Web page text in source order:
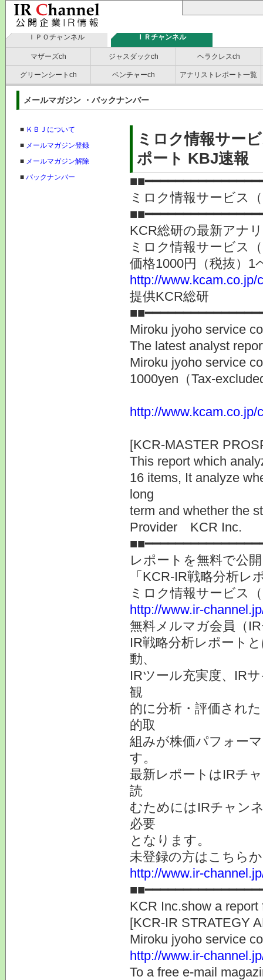
ＩＰＯチャンネル ＩＲチャンネル
マザーズch ジャスダックch ヘラクレスch
グリーンシートch ベンチャーch アナリストレポート一覧
メールマガジン ・バックナンバー
■ ＫＢＪについて
■ メールマガジン登録
■ メールマガジン解除
■ バックナンバー
ミロク情報サー
ポート KBJ速報
ミロク情報サービス
KCR総研の最新アナ
ミロク情報サービス
価格1000円（税抜）1
http://www.kcam.co.jp/
提供KCR総研
Miroku jyoho service
The latest analyst
Miroku jyoho service
1000yen（Tax-
http://www.kcam.co.jp/
[KCR-MASTER
This report which
16 items, It analyze
long
term and whether the
Provider KCR Inc.
レポートを無料で公
「KCR-IR戦略分析レ
ミロク情報サービス
http://www.ir-
無料メルマガ会員（
IR戦略分析レポート
動、
IRツール充実度、IR
観
的に分析・評価され
的取
組みが株価パフォー
す。
最新レポートはIRチ
読
むためにはIRチャン
必要
となります。
未登録の方はこちら
http://www.ir-
KCR Inc.show a report
[KCR-IR STRATEGY
Miroku jyoho service
http://www.ir-
To a free e-mail